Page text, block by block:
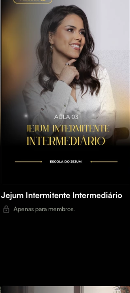
Jejum Intermitente Intermediário
Apenas para membros.